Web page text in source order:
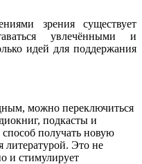
зрения существует
увлечёнными и
идей для поддержания
можно переключиться
подкасты и
получать новую
Это не
и стимулирует